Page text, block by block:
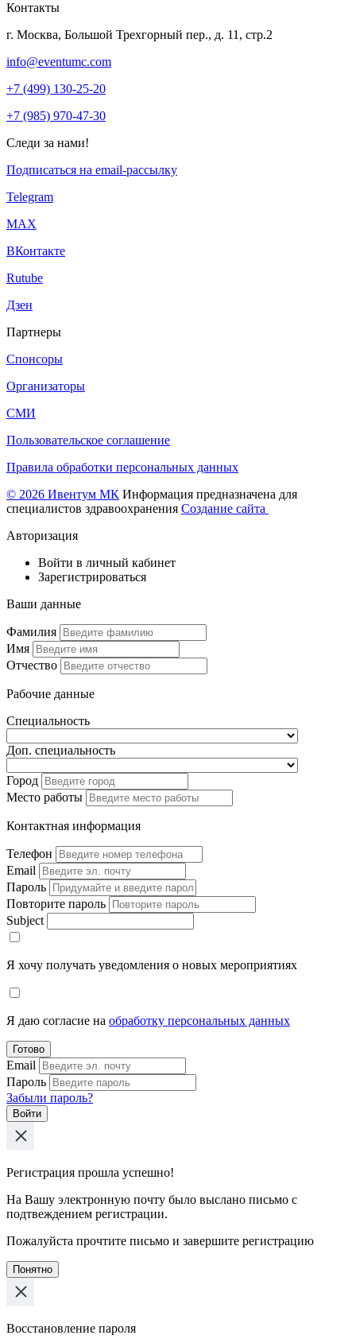
Контакты
г. Москва, Большой Трехгорный пер., д. 11, стр.2
info@eventumc.com
+7 (499) 130-25-20
+7 (985) 970-47-30
Следи за нами!
Подписаться на email-рассылку
Telegram
МАХ
ВКонтакте
Rutube
Дзен
Партнеры
Спонсоры
Организаторы
СМИ
Пользовательское соглашение
Правила обработки персональных данных
© 2026 Ивентум МК Информация предназначена для
специалистов здравоохранения Создание сайта
Авторизация
Войти в личный кабинет
Зарегистрироваться
Ваши данные
Фамилия
Имя
Отчество
Рабочие данные
Специальность
Доп. специальность
Город
Место работы
Контактная информация
Телефон
Email
Пароль
Повторите пароль
Subject
Я хочу получать уведомления о новых мероприятиях
Я даю согласие на обработку персональных данных
Готово
Email
Пароль
Забыли пароль?
Войти
Регистрация прошла успешно!
На Вашу электронную почту было выслано письмо с
подтвеждением регистрации.
Пожалуйста прочтите письмо и завершите регистрацию
Понятно
Восстановление пароля